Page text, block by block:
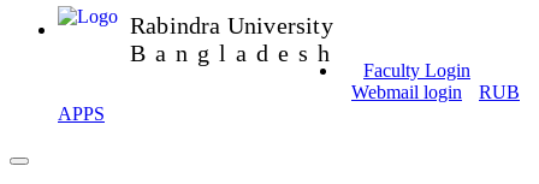
Rabindra University
Bangladesh
Faculty Login
Webmail login
RUB
APPS